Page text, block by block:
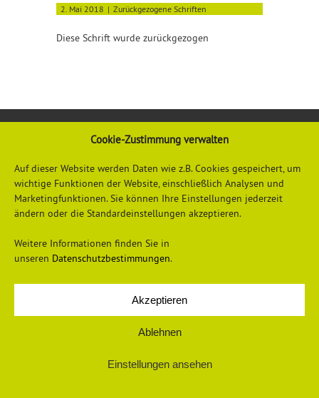
Cookie-Zustimmung verwalten
Auf dieser Website werden Daten wie z.B. Cookies gespeichert, um
wichtige Funktionen der Website, einschließlich Analysen und
Marketingfunktionen. Sie können Ihre Einstellungen jederzeit
ändern oder die Standardeinstellungen akzeptieren.
Weitere Informationen finden Sie in
unseren Datenschutzbestimmungen.
Akzeptieren
Ablehnen
Einstellungen ansehen
2. Mai 2018 Zurückgezogene Schriften
Diese Schrift wurde zurückgezogen
© 2026 Universum Verlag